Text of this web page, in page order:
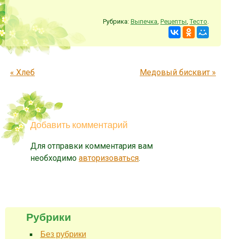
Рубрика: Выпечка Рецепты ,Тесто
Запись навигация
« Хлеб Медовый бисквит »
Добавить комментарий
Для отправки комментария вам
необходимо авторизоваться.
Рубрики
Без рубрики